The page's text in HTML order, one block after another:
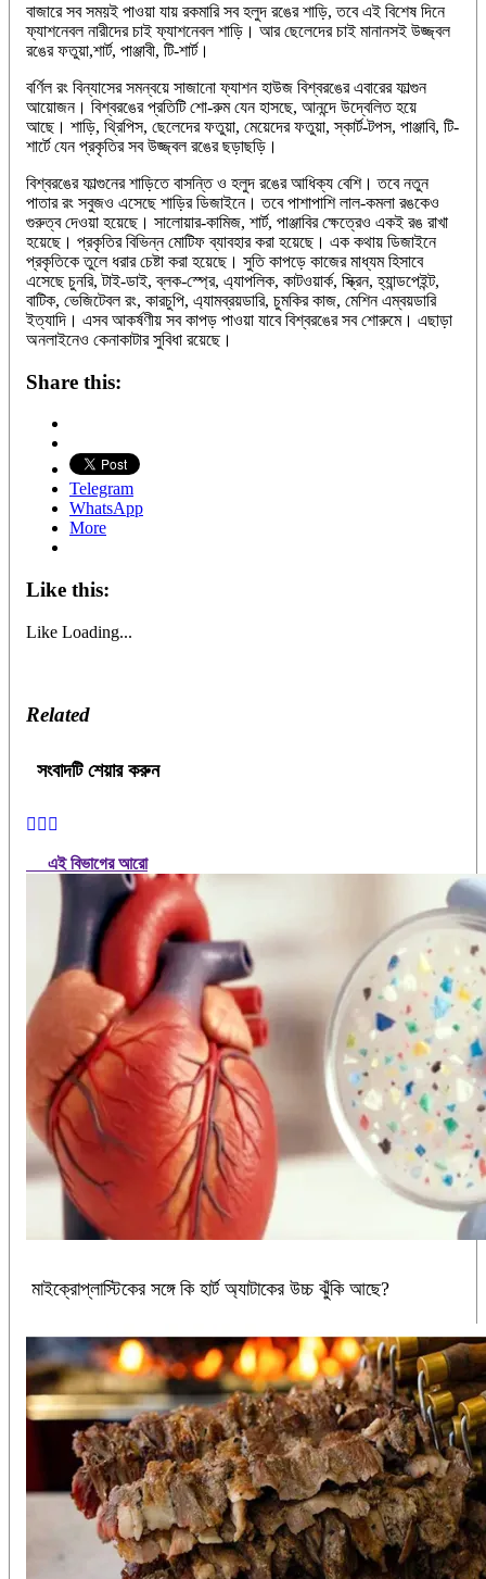
বাজারে সব সময়ই পাওয়া যায় রকমারি সব হলুদ রঙের শাড়ি, তবে এই বিশেষ দিনে
ফ্যাশনেবল নারীদের চাই ফ্যাশনেবল শাড়ি। আর ছেলেদের চাই মানানসই উজ্জ্বল
রঙের ফতুয়া,শার্ট, পাঞ্জাবী, টি-শার্ট।
বর্ণিল রং বিন্যাসের সমন্বয়ে সাজানো ফ্যাশন হাউজ বিশ্বরঙের এবারের ফাল্গুন
আয়োজন। বিশ্বরঙের প্রতিটি শো-রুম যেন হাসছে, আনন্দে উদ্বেলিত হয়ে
আছে। শাড়ি, থ্রিপিস, ছেলেদের ফতুয়া, মেয়েদের ফতুয়া, স্কার্ট-টপস, পাঞ্জাবি, টি-
শার্টে যেন প্রকৃতির সব উজ্জ্বল রঙের ছড়াছড়ি।
বিশ্বরঙের ফাল্গুনের শাড়িতে বাসন্তি ও হলুদ রঙের আধিক্য বেশি। তবে নতুন
পাতার রং সবুজও এসেছে শাড়ির ডিজাইনে। তবে পাশাপাশি লাল-কমলা রঙকেও
গুরুত্ব দেওয়া হয়েছে। সালোয়ার-কামিজ, শার্ট, পাঞ্জাবির ক্ষেত্রেও একই রঙ রাখা
হয়েছে। প্রকৃতির বিভিন্ন মোটিফ ব্যাবহার করা হয়েছে। এক কথায় ডিজাইনে
প্রকৃতিকে তুলে ধরার চেষ্টা করা হয়েছে। সুতি কাপড়ে কাজের মাধ্যম হিসাবে
এসেছে চুনরি, টাই-ডাই, ব্লক-স্প্রে, এ্যাপলিক, কাটওয়ার্ক, স্ক্রিন, হ্যান্ডপেইন্ট,
বাটিক, ভেজিটেবল রং, কারচুপি, এ্যামব্রয়ডারি, চুমকির কাজ, মেশিন এম্বয়ডারি
ইত্যাদি। এসব আকর্ষণীয় সব কাপড় পাওয়া যাবে বিশ্বরঙের সব শোরুমে। এছাড়া
অনলাইনেও কেনাকাটার সুবিধা রয়েছে।
Share this:
Telegram
WhatsApp
More
Like this:
Like Loading...
Related
সংবাদটি শেয়ার করুন
এই বিভাগের আরো
মাইক্রোপ্লাস্টিকের সঙ্গে কি হার্ট অ্যাটাকের উচ্চ ঝুঁকি আছে?